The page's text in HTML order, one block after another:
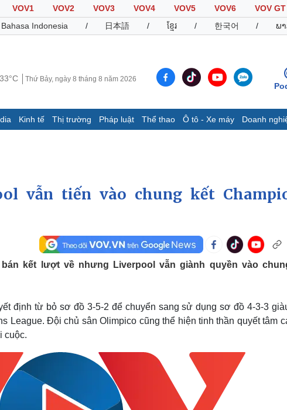
VOV1 VOV2 VOV3 VOV4 VOV5 VOV6
VOV GT
Bahasa Indonesia / 日本語 / ខ្មែរ / 한국어 / ພ
33°C Thứ Bảy, ngày 8 tháng 8 năm 2026
Kinh tế Thị trường Pháp luật Thể thao Ô tô - Xe máy Doanh
E-Magazine
Infographic
Thể thao
Bóng đá
Lịch thi đấu bóng đá
Hậu trường
Ô tô - Xe máy
Ô tô
Xe máy
Văn hóa
Văn học
Giải trí
Thời trang
Sao Việt
vẫn tiến vào chung kết
bán kết lượt về nhưng Liverpool vẫn giành quyền vào
định từ bỏ sơ đồ 3-5-2 để chuyển sang sử dụng sơ đồ 4-3-3
League. Đội chủ sân Olimpico cũng thể hiện tinh thần quyết tâm
cuộc.